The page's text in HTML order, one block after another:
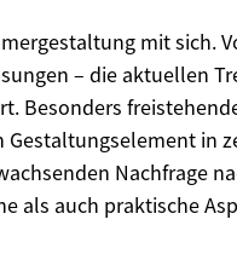
mit sich.
– die aktuellen
Besonders
Gestaltungselement in
Nachfrage
als auch praktische